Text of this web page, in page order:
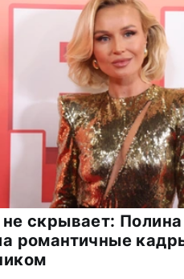
скрывает: Полина
романтичные